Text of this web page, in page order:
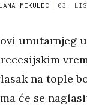
MIKULEC 03.
unutarnjeg
na tople
će se